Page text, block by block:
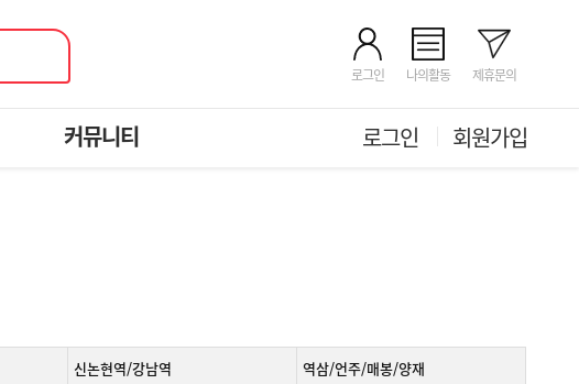
로그인 나의활동 제휴문의
커뮤니티 로그인 회원가입
신논현역/강남역
역삼/언주/매봉/양재